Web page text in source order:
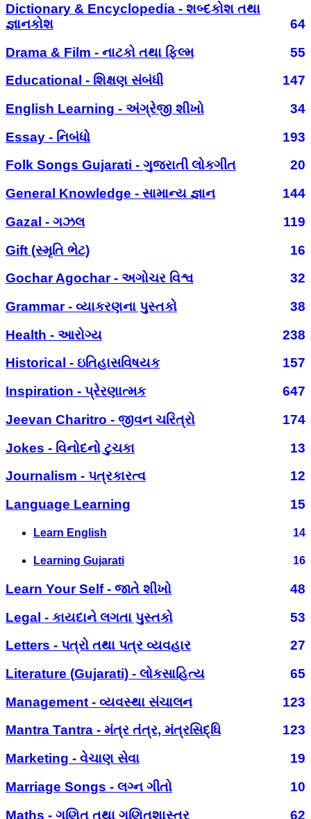
Dictionary & Encyclopedia - શબ્દકોશ તથા
જ્ઞાનકોશ
64
Drama & Film - નાટકો તથા ફિલ્મ
55
Educational - શિક્ષણ સંબંધી
147
English Learning - અંગ્રેજી શીખો
34
Essay - નિબંધો
193
Folk Songs Gujarati - ગુજરાતી લોકગીત
20
General Knowledge - સામાન્ય જ્ઞાન
144
Gazal - ગઝલ
119
Gift (સ્મૃતિ ભેટ)
16
Gochar Agochar - અગોચર વિશ્વ
32
Grammar - વ્યાકરણના પુસ્તકો
38
Health - આરોગ્ય
238
Historical - ઇતિહાસવિષયક
157
Inspiration - પ્રેરણાત્મક
647
Jeevan Charitro - જીવન ચરિત્રો
174
Jokes - વિનોદનો ટુચકા
13
Journalism - પત્રકારત્વ
12
Language Learning
15
Learn English 14
Learning Gujarati 16
Learn Your Self - જાતે શીખો
48
Legal - કાયદાને લગતા પુસ્તકો
53
Letters - પત્રો તથા પત્ર વ્યવહાર
27
Literature (Gujarati) - લોકસાહિત્ય
65
Management - વ્યવસ્થા સંચાલન
123
Mantra Tantra - મંત્ર તંત્ર, મંત્રસિદ્ધિ
123
Marketing - વેચાણ સેવા
19
Marriage Songs - લગ્ન ગીતો
10
Maths - ગણિત તથા ગણિતશાસ્ત્ર
62